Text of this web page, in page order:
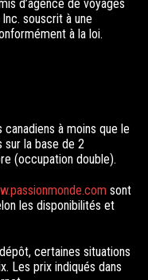
d’agence de voyages
souscrit à une
à la loi.
à moins que le
la base de 2
(occupation double).
sont
les disponibilités et
certaines situations
Les prix indiqués dans